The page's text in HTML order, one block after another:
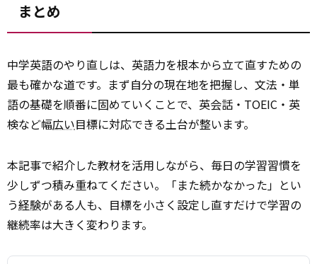
まとめ
中学英語のやり直しは、英語力を根本から立て直すための
最も確かな道です。まず自分の現在地を把握し、文法・単
語の基礎を順番に固めていくことで、英会話・TOEIC・英
検など幅広い目標に対応できる土台が整います。
本記事で紹介した教材を活用しながら、毎日の学習習慣を
少しずつ積み重ねてください。「また続かなかった」とい
う経験がある人も、目標を小さく設定し直すだけで学習の
継続率は大きく変わります。